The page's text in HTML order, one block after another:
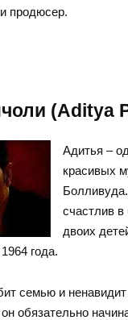
продюсер.
(Aditya
Адитья –
красивых
счастлив в
двоих
года.
семью и
обязательно